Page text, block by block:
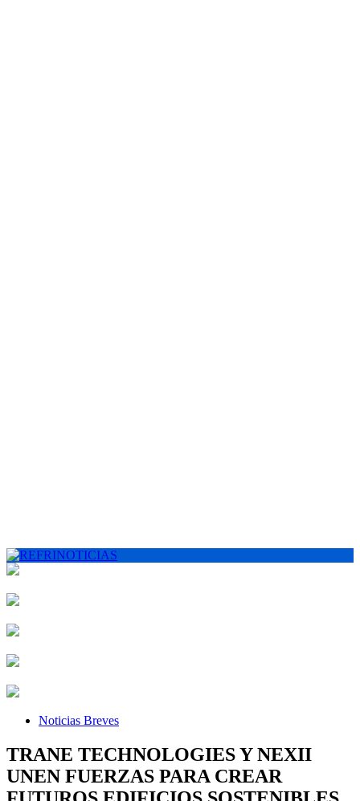
Noticias Breves
TRANE TECHNOLOGIES Y NEXII
UNEN FUERZAS PARA CREAR